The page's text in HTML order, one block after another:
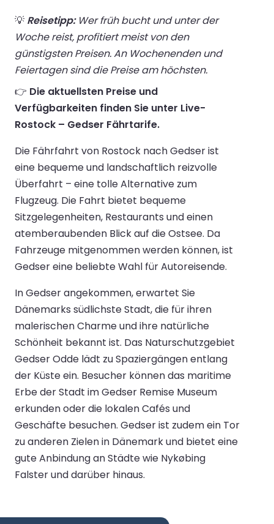
💡 Reisetipp:Wer früh bucht und unter der
Woche reist, profitiert meist von den
günstigsten Preisen. An Wochenenden und
Feiertagen sind die Preise am höchsten.
👉 Die aktuellsten Preise und
Verfügbarkeiten finden Sie unter Live-
Rostock – Gedser Fährtarife.
Die Fährfahrt von Rostock nach Gedser ist
eine bequeme und landschaftlich reizvolle
Überfahrt – eine tolle Alternative zum
Flugzeug. Die Fahrt bietet bequeme
Sitzgelegenheiten, Restaurants und einen
atemberaubenden Blick auf die Ostsee. Da
Fahrzeuge mitgenommen werden können, ist
Gedser eine beliebte Wahl für Autoreisende.
In Gedser angekommen, erwartet Sie
Dänemarks südlichste Stadt, die für ihren
malerischen Charme und ihre natürliche
Schönheit bekannt ist. Das Naturschutzgebiet
Gedser Odde lädt zu Spaziergängen entlang
der Küste ein. Besucher können das maritime
Erbe der Stadt im Gedser Remise Museum
erkunden oder die lokalen Cafés und
Geschäfte besuchen. Gedser ist zudem ein Tor
zu anderen Zielen in Dänemark und bietet eine
gute Anbindung an Städte wie Nykøbing
Falster und darüber hinaus.